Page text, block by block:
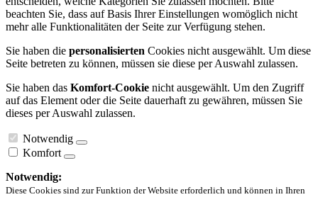
beachten Sie, dass auf Basis Ihrer Einstellungen womöglich nicht
mehr alle Funktionalitäten der Seite zur Verfügung stehen.
Sie haben die personalisierten Cookies nicht ausgewählt. Um diese
Seite betreten zu können, müssen sie diese per Auswahl zulassen.
Sie haben das Komfort-Cookie nicht ausgewählt. Um den Zugriff
auf das Element oder die Seite dauerhaft zu gewähren, müssen Sie
dieses per Auswahl zulassen.
Notwendig
Komfort
Notwendig:
Diese Cookies sind zur Funktion der Website erforderlich und können in Ihren